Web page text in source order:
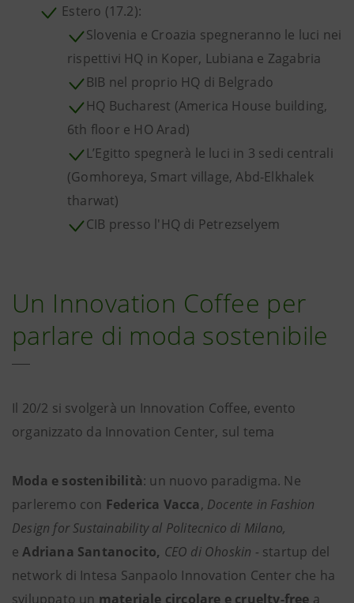
Estero (17.2):
Slovenia e Croazia spegneranno le luci nei
rispettivi HQ in Koper, Lubiana e Zagabria
BIB nel proprio HQ di Belgrado
HQ Bucharest (America House building,
6th floor e HO Arad)
L’Egitto spegnerà le luci in 3 sedi centrali
(Gomhoreya, Smart village, Abd-Elkhalek
tharwat)
CIB presso l'HQ di Petrezselyem
Un Innovation Coffee per
parlare di moda sostenibile
Il 20/2 si svolgerà un Innovation Coffee, evento
organizzato da Innovation Center, sul tema
Moda e sostenibilità: un nuovo paradigma. Ne
parleremo con Federica Vacca, Docente in Fashion
Design for Sustainability al Politecnico di Milano,
eAdriana Santanocito, CEO di Ohoskin - startup del
network di Intesa Sanpaolo Innovation Center che ha
sviluppato un materiale circolare e cruelty-free a